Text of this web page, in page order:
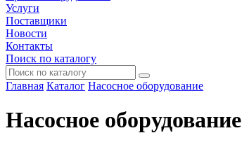
Услуги
Поставщики
Новости
Контакты
Поиск по каталогу
Главная Каталог Насосное оборудование
Насосное оборудование